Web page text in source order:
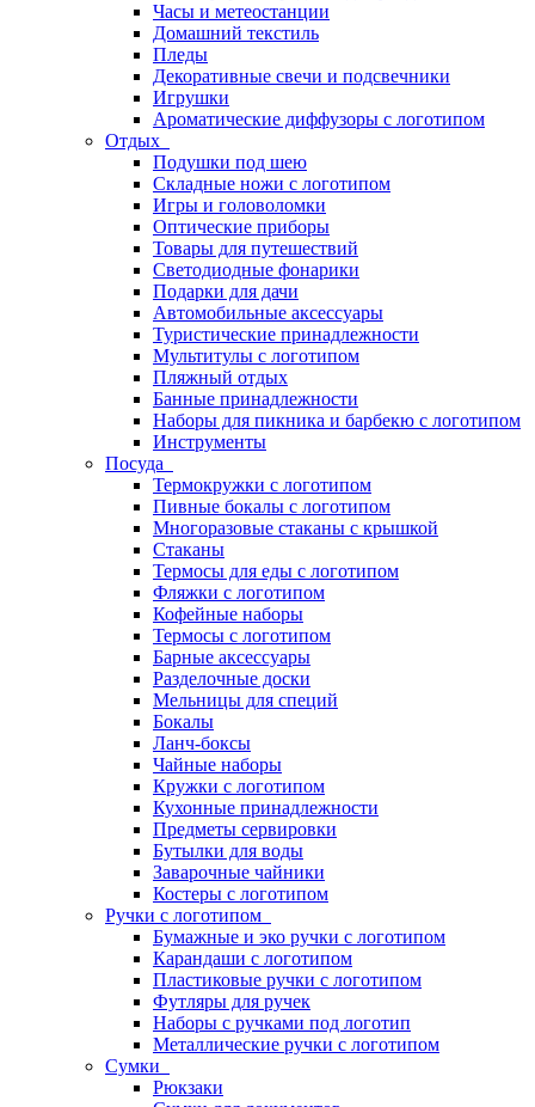
Часы и метеостанции
Домашний текстиль
Пледы
Декоративные свечи и подсвечники
Игрушки
Ароматические диффузоры с логотипом
Отдых
Подушки под шею
Складные ножи с логотипом
Игры и головоломки
Оптические приборы
Товары для путешествий
Светодиодные фонарики
Подарки для дачи
Автомобильные аксессуары
Туристические принадлежности
Мультитулы с логотипом
Пляжный отдых
Банные принадлежности
Наборы для пикника и барбекю с логотипом
Инструменты
Посуда
Термокружки с логотипом
Пивные бокалы с логотипом
Многоразовые стаканы с крышкой
Стаканы
Термосы для еды с логотипом
Фляжки с логотипом
Кофейные наборы
Термосы с логотипом
Барные аксессуары
Разделочные доски
Мельницы для специй
Бокалы
Ланч-боксы
Чайные наборы
Кружки с логотипом
Кухонные принадлежности
Предметы сервировки
Бутылки для воды
Заварочные чайники
Костеры с логотипом
Ручки с логотипом
Бумажные и эко ручки с логотипом
Карандаши с логотипом
Пластиковые ручки с логотипом
Футляры для ручек
Наборы с ручками под логотип
Металлические ручки с логотипом
Сумки
Рюкзаки